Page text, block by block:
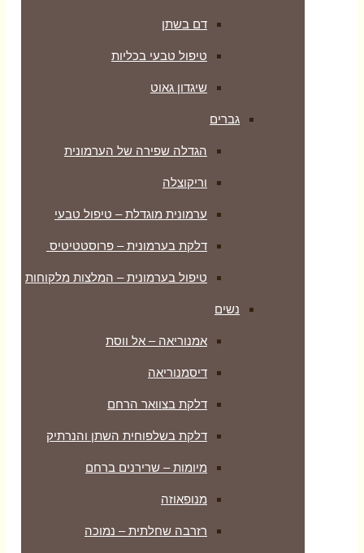
דם בשתן
טיפול טבעי בכליות
שיגדון גאוט
גברים
הגדלה שפירה של הערמונית
וריקוצלה
ערמונית מוגדלת – טיפול טבעי
דלקת בערמונית – פרוסטטיטיס
טיפול בערמונית – המלצות מלקוחות
נשים
אמנוריאה – אל ווסת
דיסמנוריאה
דלקת בצוואר הרחם
דלקת בשלפוחית השתן והנרתיק
מיומות – שרירנים ברחם
מנופאוזה
רזרבה שחלתית – נמוכה